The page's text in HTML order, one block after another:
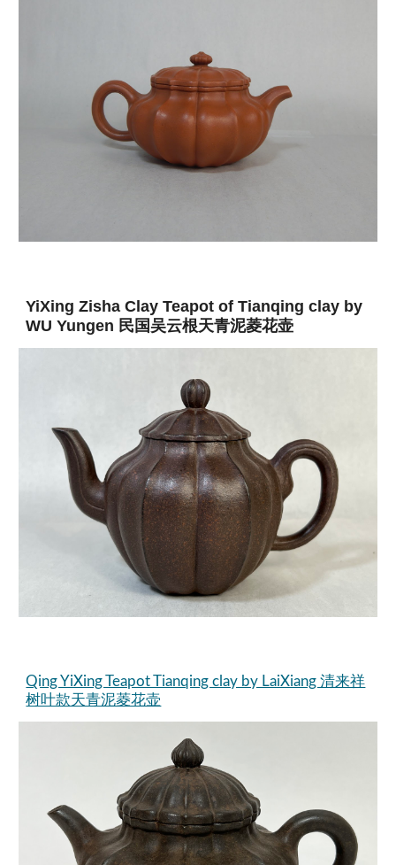
YiXing Zisha Clay Teapot of Tianqing clay by
WU Yungen 民国吴云根天青泥菱花壶
Qing YiXing Teapot Tianqing clay by LaiXiang 清来祥
树叶款天青泥菱花壶